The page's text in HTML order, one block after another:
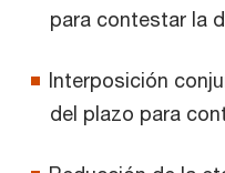
para contestar la
Interposición
del plazo para